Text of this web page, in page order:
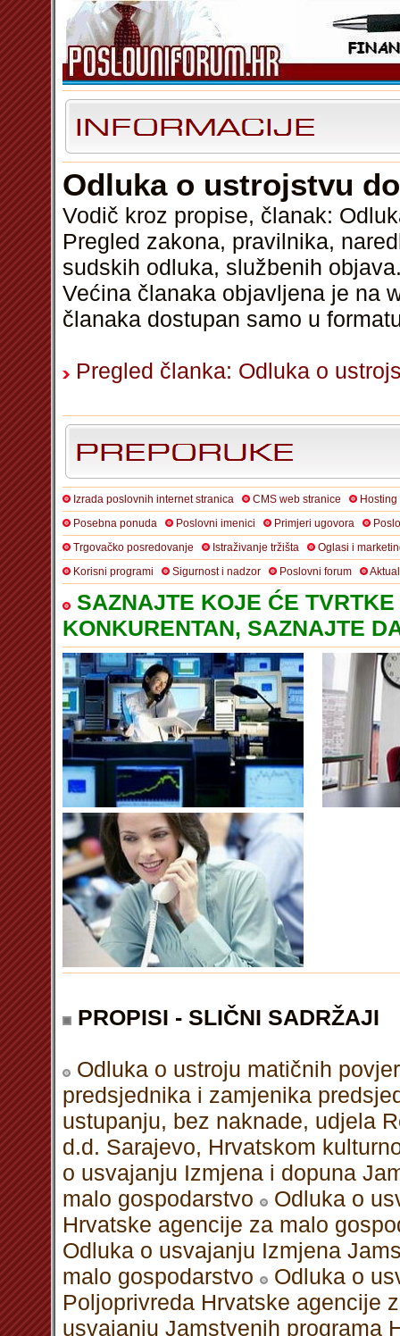
Odluka o ustrojstvu
Vodič kroz propise, članak:
Pregled zakona, pravilnika,
sudskih odluka, službenih
Većina članaka objavljena je na
članaka dostupan samo u
Pregled članka: Odluka o
Izrada poslovnih internet stranica CMS web stranice
Posebna ponuda
Poslovni imenici Primjeri ugovora
Trgovačko posredovanje
Istraživanje tržišta
Oglasi i
Korisni programi
Sigurnost i nadzor Poslovni forum
SAZNAJTE KOJE ĆE
KONKURENTAN, SAZNAJTE
PROPISI - SLIČNI SADRŽAJI
Odluka o ustroju matičnih
predsjednika i zamjenika
ustupanju, bez naknade, udjela
d.d. Sarajevo, Hrvatskom
o usvajanju Izmjena i dopuna
malo gospodarstvo
Odluka o
Hrvatske agencije za malo
Odluka o usvajanju Izmjena
malo gospodarstvo
Odluka o
Poljoprivreda Hrvatske agencije
usvajanju Jamstvenih programa